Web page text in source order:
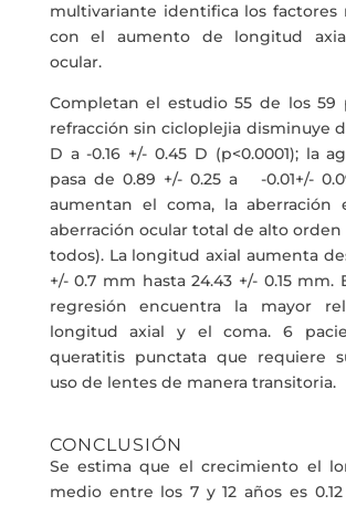
multivariante identifica los factores
con el aumento de longitud
ocular.
Completan el estudio 55 de los 59
refracción sin cicloplejia disminuye
D a -0.16 +/- 0.45 D (p<0.0001); la
pasa de 0.89 +/- 0.25 a -0.01+/-
aumentan el coma, la aberración
aberración ocular total de alto orden
todos). La longitud axial aumenta
+/- 0.7 mm hasta 24.43 +/- 0.15 mm.
regresión encuentra la mayor
longitud axial y el coma. 6
queratitis punctata que requiere
uso de lentes de manera transitoria.
CONCLUSIÓN
Se estima que el crecimiento el
medio entre los 7 y 12 años es